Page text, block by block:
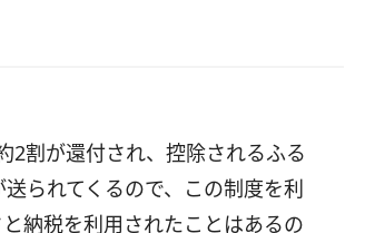
2割が還付され、控除されるふる
られてくるので、この制度を利
納税を利用されたことはあるの